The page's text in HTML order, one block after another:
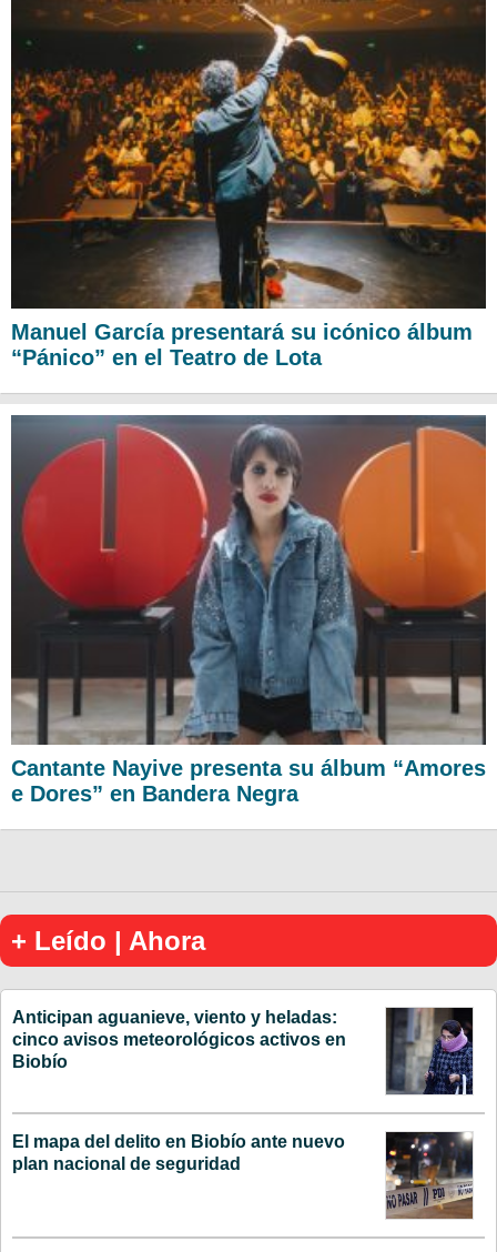
Manuel García presentará su icónico álbum
“Pánico” en el Teatro de Lota
Cantante Nayive presenta su álbum “Amores
e Dores” en Bandera Negra
+ Leído | Ahora
Anticipan aguanieve, viento y heladas:
cinco avisos meteorológicos activos en
Biobío
El mapa del delito en Biobío ante nuevo
plan nacional de seguridad